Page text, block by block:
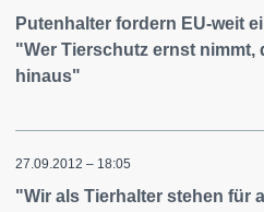
Putenhalter fordern EU-weit
"Wer Tierschutz ernst nimmt,
hinaus"
27.09.2012 – 18:05
"Wir als Tierhalter stehen für